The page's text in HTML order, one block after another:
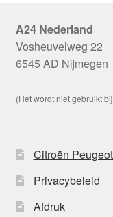
A24 Nederland
Vosheuvelweg 22
6545 AD Nijmegen
(Het wordt niet gebruikt
Citroën
Privacybeleid
Afdruk